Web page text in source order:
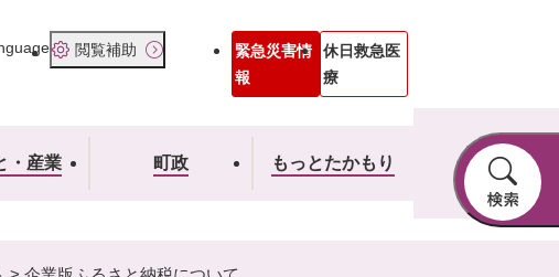
閲覧補助
・産業 町政 もっとたかもり
緊急災害情
報
休日救急医
療